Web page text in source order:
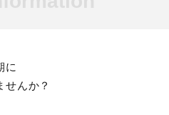
に
せんか？